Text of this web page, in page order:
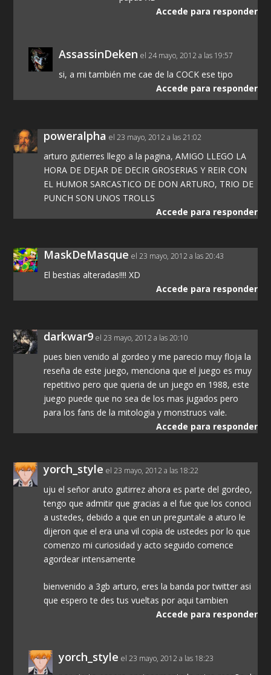
Accede para responder
AssassinDeken el 24 mayo, 2012 a las 19:57
si, a mi también me cae de la COCK ese tipo
Accede para responder
poweralpha el 23 mayo, 2012 a las 21:02
arturo gutierres llego a la pagina, AMIGO LLEGO LA
HORA DE DEJAR DE DECIR GROSERIAS Y REIR CON
EL HUMOR SARCASTICO DE DON ARTURO, TRIO DE
PUNCH SON UNOS TROLLS
Accede para responder
MaskDeMasque el 23 mayo, 2012 a las 20:43
El bestias alteradas!!!! XD
Accede para responder
darkwar9 el 23 mayo, 2012 a las 20:10
pues bien venido al gordeo y me parecio muy floja la
reseña de este juego, menciona que el juego es muy
repetitivo pero que queria de un juego en 1988, este
juego puede que no sea de los mas jugados pero
para los fans de la mitologia y monstruos vale.
Accede para responder
yorch_style el 23 mayo, 2012 a las 18:22
uju el señor aruto gutirrez ahora es parte del gordeo,
tengo que admitir que gracias a el fue que los conoci
a ustedes, debido a que en un preguntale a aturo le
dijeron que el era una vil copia de ustedes por lo que
comenzo mi curiosidad y acto seguido comence
agordear intensamente
bienvenido a 3gb arturo, eres la banda por twitter asi
que espero te des tus vueltas por aqui tambien
Accede para responder
yorch_style el 23 mayo, 2012 a las 18:23